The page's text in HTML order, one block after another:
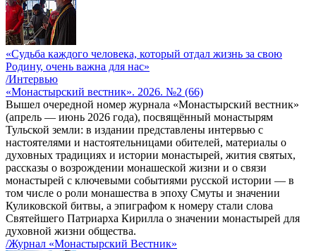
«Судьба каждого человека, который отдал жизнь за свою
Родину, очень важна для нас»
/Интервью
«Монастырский вестник». 2026. №2 (66)
Вышел очередной номер журнала «Монастырский вестник»
(апрель — июнь 2026 года), посвящённый монастырям
Тульской земли: в издании представлены интервью с
настоятелями и настоятельницами обителей, материалы о
духовных традициях и истории монастырей, жития святых,
рассказы о возрождении монашеской жизни и о связи
монастырей с ключевыми событиями русской истории — в
том числе о роли монашества в эпоху Смуты и значении
Куликовской битвы, а эпиграфом к номеру стали слова
Святейшего Патриарха Кирилла о значении монастырей для
духовной жизни общества.
/Журнал «Монастырский Вестник»